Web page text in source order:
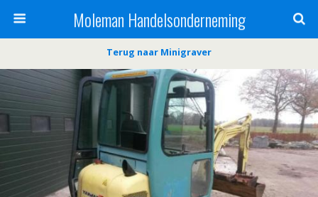
Moleman Handelsonderneming
Terug naar Minigraver